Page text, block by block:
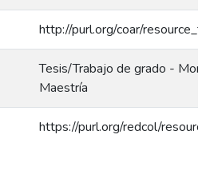
http://purl.org/coar/
Tesis/Trabajo de grado -
Maestría
https://purl.org/redcol/